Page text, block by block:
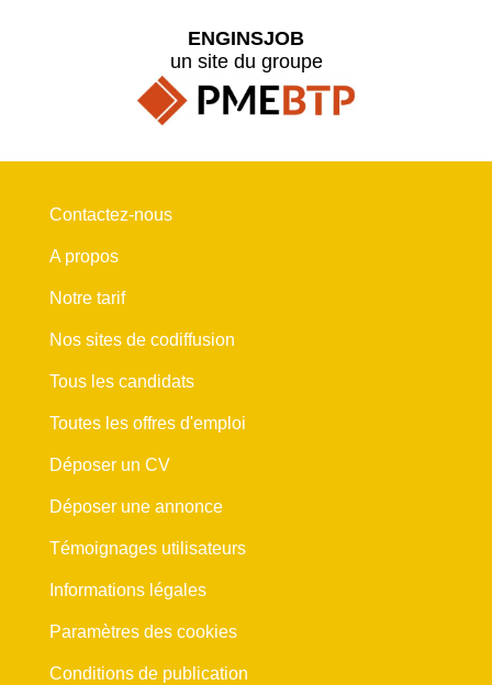
ENGINSJOB
un site du groupe
Contactez-nous
A propos
Notre tarif
Nos sites de codiffusion
Tous les candidats
Toutes les offres d'emploi
Déposer un CV
Déposer une annonce
Témoignages utilisateurs
Informations légales
Paramètres des cookies
Conditions de publication